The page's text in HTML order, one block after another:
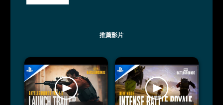
推薦影片